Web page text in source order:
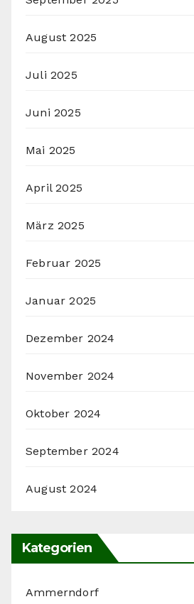
August 2025
Juli 2025
Juni 2025
Mai 2025
April 2025
März 2025
Februar 2025
Januar 2025
Dezember 2024
November 2024
Oktober 2024
September 2024
August 2024
Kategorien
Ammerndorf